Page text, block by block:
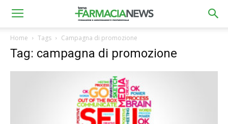
Home Tags Campagna di promozione
Tag: campagna di promozione